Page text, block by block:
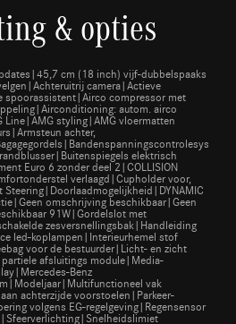
& opties
cm (18 inch) vijf-dubbelspaaks
camera|Actieve
spoorassistent|Airco compressor met
autom. airco
Line|AMG styling|AMG vloermatten
achter,
elektrisch
Euro 6 zonder deel 2|COLLISION
verlaagd|Cupholder voor,
omschrijving beschikbaar|Geen
91W|Gordelslot met
zesversnellingsbak|Handleiding
led-koplampen|Interieurhemel stof
voor de bestuurder|Licht- en zicht
afsluitings module|Media-
Benz
vak
achterzijde voorstoelen|Parkeer-
volgens EG-regelgeving|Regensensor